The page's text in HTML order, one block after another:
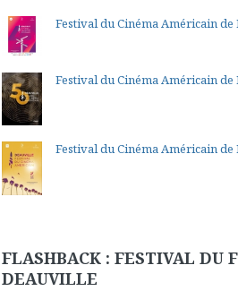
Festival du Cinéma Américain de
Festival du Cinéma Américain de
Festival du Cinéma Américain de
FLASHBACK : FESTIVAL DU
DEAUVILLE